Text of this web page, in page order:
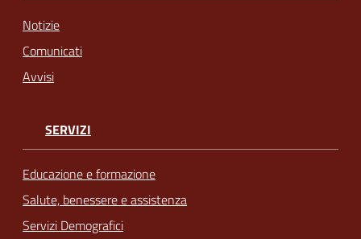
Notizie
Comunicati
Avvisi
SERVIZI
Educazione e formazione
Salute, benessere e assistenza
Servizi Demografici